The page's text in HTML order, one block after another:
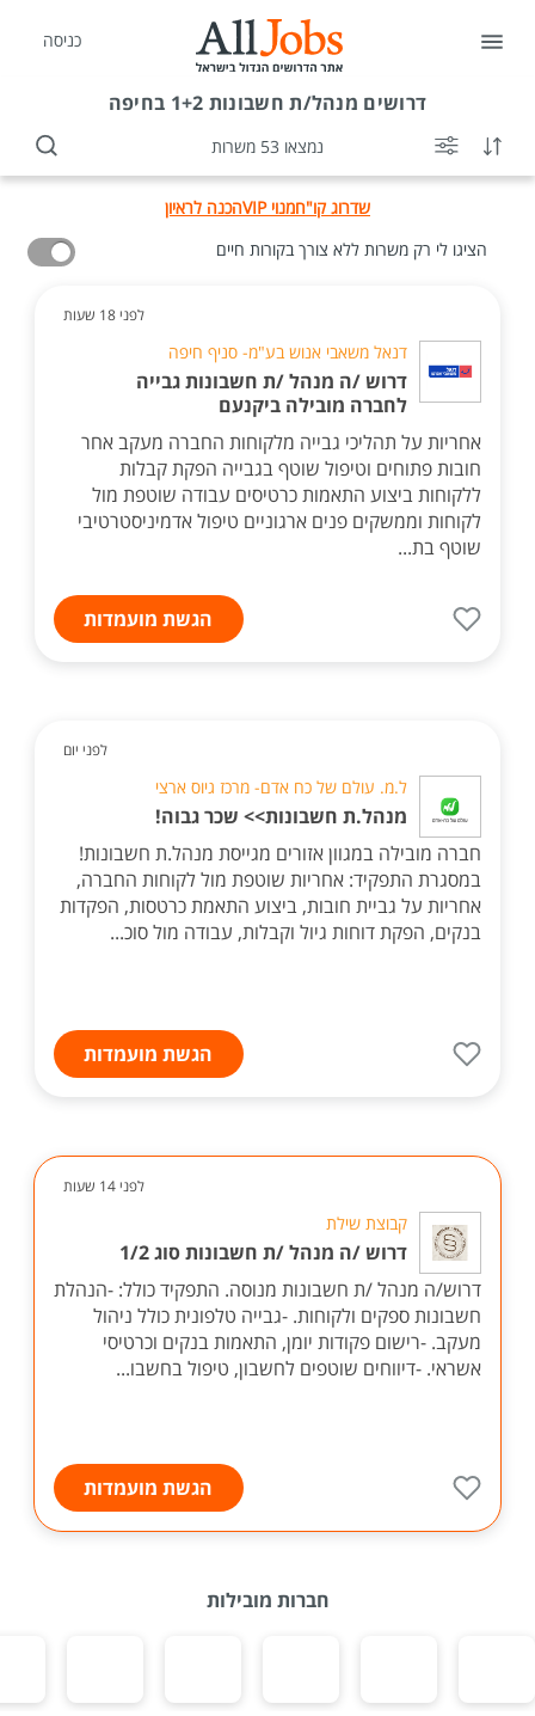
כניסה
דרושים מנהל/ת חשבונות 1+2 בחיפה
נמצאו 53 משרות
שדרוג קו"חמנוי VIP
הכנה לראיון
הציגו לי רק משרות ללא צורך בקורות חיים
לפני 18 שעות
דנאל משאבי אנוש בע"מ- סניף חיפה
דרוש /ה מנהל /ת חשבונות גבייה
לחברה מובילה ביקנעם
אחריות על תהליכי גבייה מלקוחות החברה מעקב אחר
חובות פתוחים וטיפול שוטף בגבייה הפקת קבלות
ללקוחות ביצוע התאמות כרטיסים עבודה שוטפת מול
לקוחות וממשקים פנים ארגוניים טיפול אדמיניסטרטיבי
שוטף בת...
הגשת מועמדות
לפני יום
ל.מ. עולם של כח אדם- מרכז גיוס ארצי
מנהל.ת חשבונות>> שכר גבוה!
חברה מובילה במגוון אזורים מגייסת מנהל.ת חשבונות!
במסגרת התפקיד: אחריות שוטפת מול לקוחות החברה,
אחריות על גביית חובות, ביצוע התאמת כרטסות, הפקדות
בנקים, הפקת דוחות גיול וקבלות, עבודה מול סוכ...
הגשת מועמדות
לפני 14 שעות
קבוצת שילת
דרוש /ה מנהל /ת חשבונות סוג 1/2
דרוש/ה מנהל /ת חשבונות מנוסה. התפקיד כולל: -הנהלת
חשבונות ספקים ולקוחות. -גבייה טלפונית כולל ניהול
מעקב. -רישום פקודות יומן, התאמות בנקים וכרטיסי
אשראי. -דיווחים שוטפים לחשבון, טיפול בחשבו...
הגשת מועמדות
חברות מובילות